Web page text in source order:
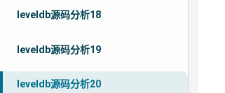
leveldb源码分析18
leveldb源码分析19
leveldb源码分析20